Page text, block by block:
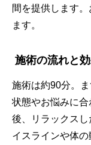
間を提供します。
ます。
施術の流れと
施術は約90分。
状態やお悩みに合
後、リラックスし
イスラインや体